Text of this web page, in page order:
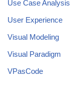
Use Case Analysis
User Experience
Visual Modeling
Visual Paradigm
VPasCode